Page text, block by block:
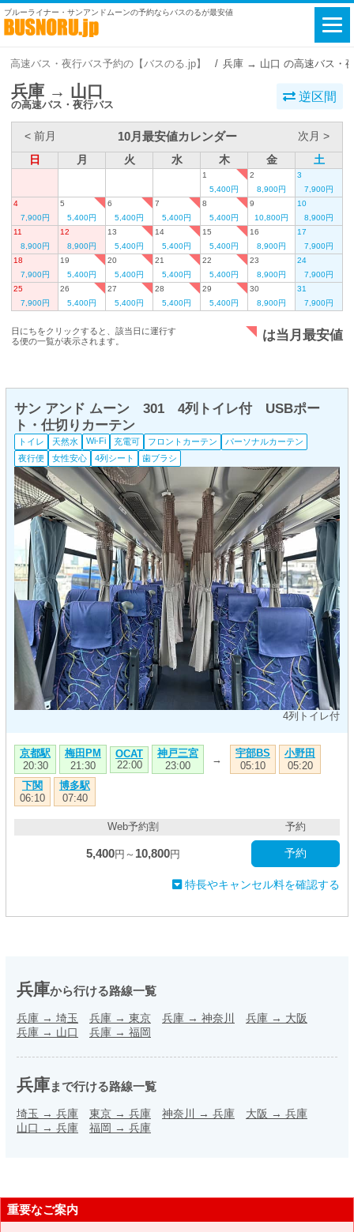
ブルーライナー・サンアンドムーンの予約ならバスのるが最安値
高速バス・夜行バス予約の【バスのる.jp】 兵庫 → 山口 の高速バス・
兵庫 → 山口
の高速バス・夜行バス
逆区間
< 前月 10月最安値カレンダー
次月 >
日
月 火 水 木 金 土
1
5,400円
2
8,900円
3
7,900円
4
7,900円
5
5,400円
6
5,400円
7
5,400円
8
5,400円
9
10,800円
10
8,900円
11
8,900円
12
8,900円
13
5,400円
14
5,400円
15
5,400円
16
8,900円
17
7,900円
18
7,900円
19
5,400円
20
5,400円
21
5,400円
22
5,400円
23
8,900円
24
7,900円
25
7,900円
26
5,400円
27
5,400円
28
5,400円
29
5,400円
30
8,900円
31
7,900円
日にちをクリックすると、該当日に運行す
る便の一覧が表示されます。
は当月最安値
4列トイレ付
サン アンド ムーン 301 4列トイレ付 USBポー
ト・仕切りカーテン
トイレ 天然水 Wi-Fi 充電可 フロントカーテン
パーソナルカーテン
夜行便
女性安心 4列シート 歯ブラシ
京都駅
20:30
梅田PM
21:30
OCAT
22:00
神戸三宮
23:00
→
宇部BS
05:10
小野田
05:20
下関
06:10
博多駅
07:40
Web予約割
5,400円～ 10,800円
予約
予約
特長やキャンセル料を確認する
兵庫から行ける路線一覧
兵庫 → 埼玉 兵庫 → 東京 兵庫 → 神奈川 兵庫 → 大阪
兵庫 → 山口 兵庫 → 福岡
兵庫まで行ける路線一覧
埼玉 → 兵庫 東京 → 兵庫 神奈川 → 兵庫 大阪 → 兵庫
山口 → 兵庫 福岡 → 兵庫
重要なご案内